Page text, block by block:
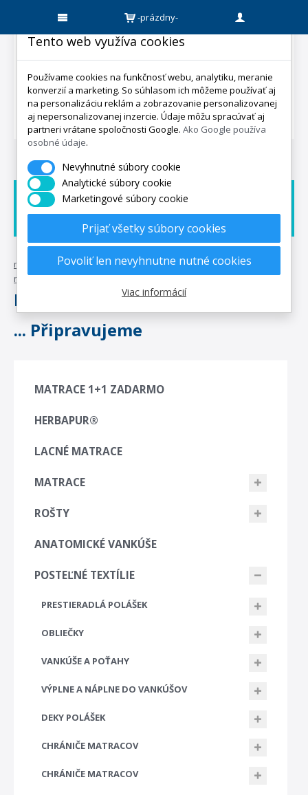
-prázdny-
Doprava zadarmo
Dárek zadarmo
Expedicia do 5 dní
mpo-matrace.sk • posteľné textílie•metrový textil •výrobní
materiál•bavlněné plátna
Bavlněné plátna
... Připravujeme
MATRACE 1+1 ZADARMO
HERBAPUR®
LACNÉ MATRACE
MATRACE
ROŠTY
ANATOMICKÉ VANKÚŠE
POSTEĽNÉ TEXTÍLIE
PRESTIERADLÁ POLÁŠEK
OBLIEČKY
VANKÚŠE A POŤAHY
VÝPLNE A NÁPLNE DO VANKÚŠOV
DEKY POLÁŠEK
CHRÁNIČE MATRACOV
CHRÁNIČE MATRACOV
Tento web využíva cookies
Používame cookies na funkčnosť webu, analytiku, meranie
konverzií a marketing. So súhlasom ich môžeme používať aj
na personalizáciu reklám a zobrazovanie personalizovanej
aj nepersonalizovanej inzercie. Údaje môžu spracúvať aj
partneri vrátane spoločnosti Google. Ako Google používa
osobné údaje.
Nevyhnutné súbory cookie
Analytické súbory cookie
Marketingové súbory cookie
Prijať všetky súbory cookies
Povoliť len nevyhnutne nutné cookies
Viac informácií